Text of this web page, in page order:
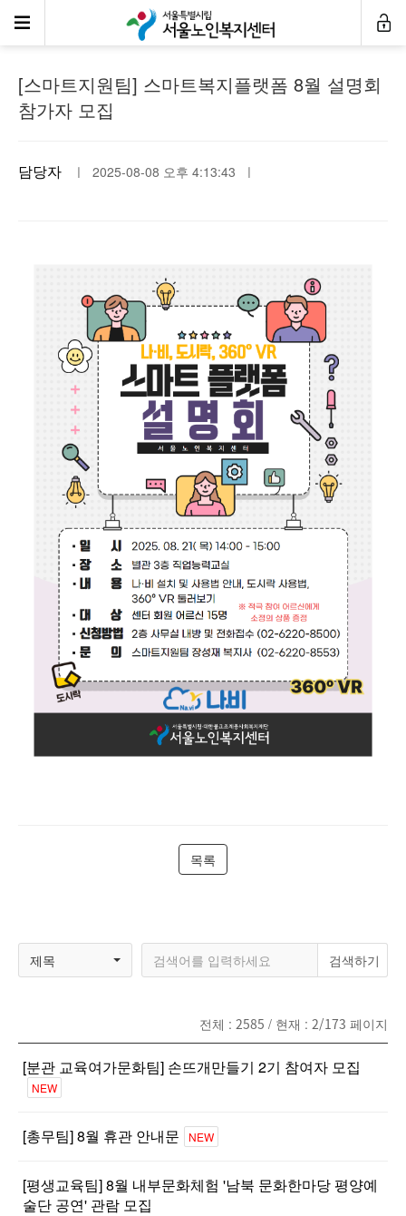
공지사항
[스마트지원팀] 스마트복지플랫폼 8월 설명회
참가자 모집
담당자 ㅣ 2025-08-08 오후 4:13:43 ㅣ
목록
제목
전체 : 2585 / 현재 : 2/173 페이지
[분관 교육여가문화팀] 손뜨개만들기 2기 참여자 모집
NEW
[총무팀] 8월 휴관 안내문 NEW
[평생교육팀] 8월 내부문화체험 '남북 문화한마당 평양예
술단 공연' 관람 모집